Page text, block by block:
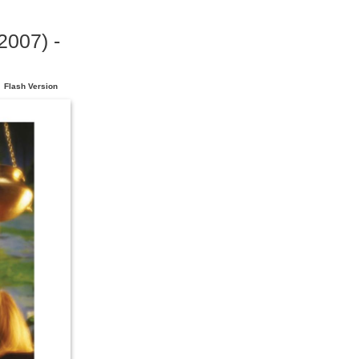
-
Flash Version